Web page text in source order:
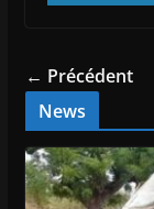
← Précédent
News